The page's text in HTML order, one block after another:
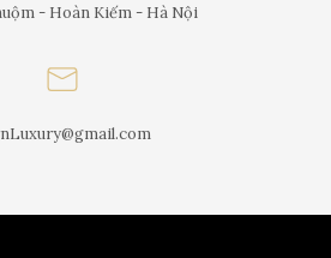
- Hoàn Kiếm - Hà Nội